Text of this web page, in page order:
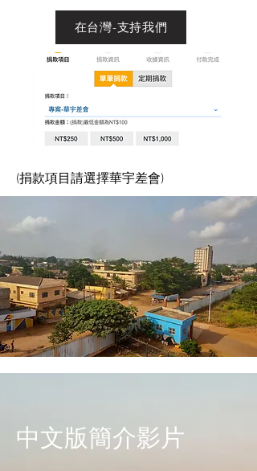
在台灣-支持我們
(捐款項目請選擇華宇差會)
​中文版簡介影片